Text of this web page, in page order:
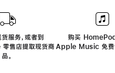
服务，或者到
售店提取现货商
品。
购买
Apple Music 免费